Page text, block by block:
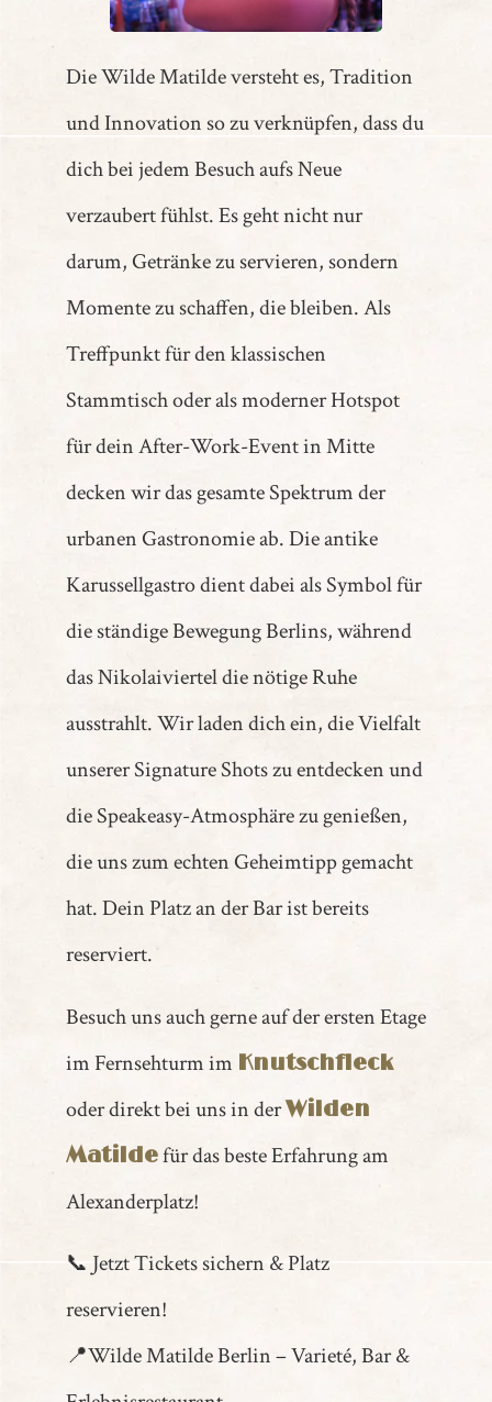
Die Wilde Matilde versteht es, Tradition
und Innovation so zu verknüpfen, dass du
dich bei jedem Besuch aufs Neue
verzaubert fühlst. Es geht nicht nur
darum, Getränke zu servieren, sondern
Momente zu schaffen, die bleiben. Als
Treffpunkt für den klassischen
Stammtisch oder als moderner Hotspot
für dein After-Work-Event in Mitte
decken wir das gesamte Spektrum der
urbanen Gastronomie ab. Die antike
Karussellgastro dient dabei als Symbol für
die ständige Bewegung Berlins, während
das Nikolaiviertel die nötige Ruhe
ausstrahlt. Wir laden dich ein, die Vielfalt
unserer Signature Shots zu entdecken und
die Speakeasy-Atmosphäre zu genießen,
die uns zum echten Geheimtipp gemacht
hat. Dein Platz an der Bar ist bereits
reserviert.
Besuch uns auch gerne auf der ersten Etage
im Fernsehturm im Knutschfleck
oder direkt bei uns in derWilden
Matildefür das beste Erfahrung am
Alexanderplatz!
📞 Jetzt Tickets sichern & Platz
reservieren!
📍Wilde Matilde Berlin – Varieté, Bar &